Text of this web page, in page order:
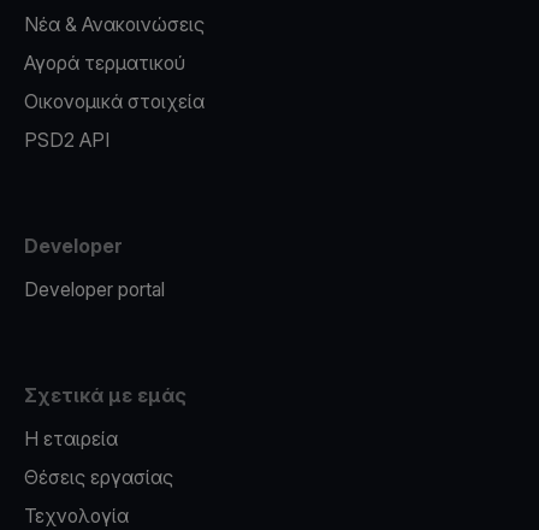
Νέα & Ανακοινώσεις
Αγορά τερματικού
Οικονομικά στοιχεία
PSD2 API
Developer
Developer portal
Σχετικά με εμάς
Η εταιρεία
Θέσεις εργασίας
Τεχνολογία